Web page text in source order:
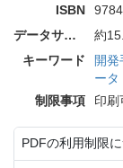
ISBN
データサイズ
約
キーワード
開発
ータ
制限事項
印刷
PDFの利用制限